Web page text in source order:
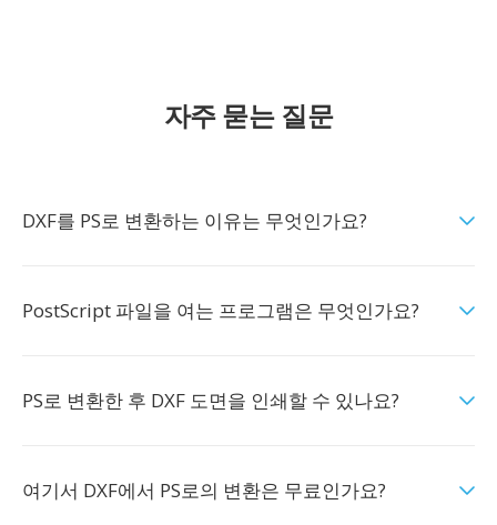
자주 묻는 질문
DXF를 PS로 변환하는 이유는 무엇인가요?
PostScript 파일을 여는 프로그램은 무엇인가요?
PS로 변환한 후 DXF 도면을 인쇄할 수 있나요?
여기서 DXF에서 PS로의 변환은 무료인가요?